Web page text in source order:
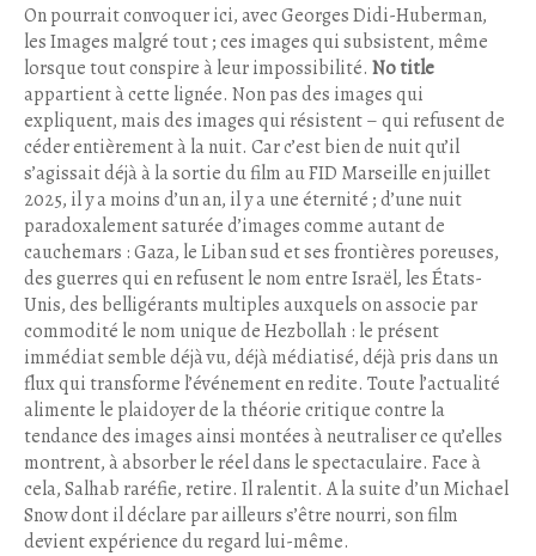
On pourrait convoquer ici, avec Georges Didi-Huberman,
les Images malgré tout ; ces images qui subsistent, même
lorsque tout conspire à leur impossibilité. No title
appartient à cette lignée. Non pas des images qui
expliquent, mais des images qui résistent – qui refusent de
céder entièrement à la nuit. Car c’est bien de nuit qu’il
s’agissait déjà à la sortie du film au FID Marseille en juillet
2025, il y a moins d’un an, il y a une éternité ; d’une nuit
paradoxalement saturée d’images comme autant de
cauchemars : Gaza, le Liban sud et ses frontières poreuses,
des guerres qui en refusent le nom entre Israël, les États-
Unis, des belligérants multiples auxquels on associe par
commodité le nom unique de Hezbollah : le présent
immédiat semble déjà vu, déjà médiatisé, déjà pris dans un
flux qui transforme l’événement en redite. Toute l’actualité
alimente le plaidoyer de la théorie critique contre la
tendance des images ainsi montées à neutraliser ce qu’elles
montrent, à absorber le réel dans le spectaculaire. Face à
cela, Salhab raréfie, retire. Il ralentit. A la suite d’un Michael
Snow dont il déclare par ailleurs s’être nourri, son film
devient expérience du regard lui-même.